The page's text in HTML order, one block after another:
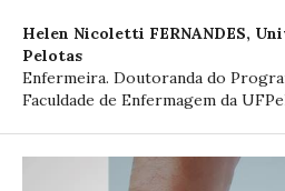
Helen Nicoletti FERNANDES,
Pelotas
Enfermeira. Doutoranda do
Faculdade de Enfermagem da